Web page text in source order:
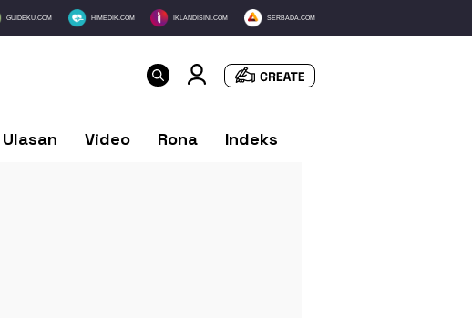
GUIDEKU.COM HIMEDIK.COM IKLANDISINI.COM SERBADA.COM
Ulasan Video Rona Indeks